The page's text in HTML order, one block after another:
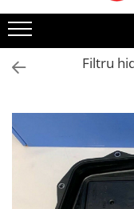
Filtru